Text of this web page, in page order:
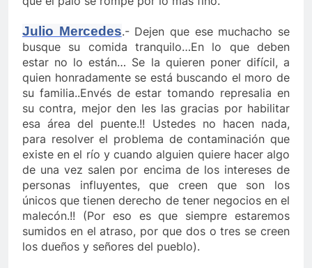
Julio Mercedes.- Dejen que ese muchacho se
busque su comida tranquilo…En lo que deben
estar no lo están… Se la quieren poner difícil, a
quien honradamente se está buscando el moro de
su familia..Envés de estar tomando represalia en
su contra, mejor den les las gracias por habilitar
esa área del puente.!! Ustedes no hacen nada,
para resolver el problema de contaminación que
existe en el río y cuando alguien quiere hacer algo
de una vez salen por encima de los intereses de
personas influyentes, que creen que son los
únicos que tienen derecho de tener negocios en el
malecón.!! (Por eso es que siempre estaremos
sumidos en el atraso, por que dos o tres se creen
los dueños y señores del pueblo).